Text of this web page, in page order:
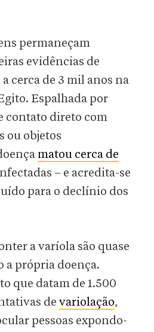
permaneçam
evidências de
cerca de 3 mil anos na
Espalhada por
contato direto com
ou objetos
matou cerca de
– e acredita-se
para o declínio dos
a varíola são quase
a própria doença.
que datam de 1.500
de variolação,
pessoas expondo-